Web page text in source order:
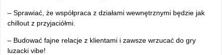
– Sprawiać, że współpraca z działami wewnętrznymi będzie jak
chillout z przyjaciółmi.
– Budować fajne relacje z klientami i zawsze wrzucać do gry
luzacki vibe!